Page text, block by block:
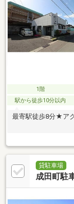
1階
駅から徒歩10分以内
最寄駅徒歩8分★ア
貸駐車場
成田町駐